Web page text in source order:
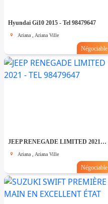
Hyundai Gi10 2015 - Tel 98479647
Ariana , Ariana Ville
Négociable
JEEP RENEGADE LIMITED 2021 - TEL 98479647
Ariana , Ariana Ville
Négociable